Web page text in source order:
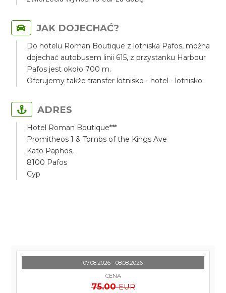
JAK DOJECHAĆ?
Do hotelu Roman Boutique z lotniska Pafos, można
dojechać autobusem linii 615, z przystanku Harbour
Pafos jest około 700 m.
Oferujemy także transfer lotnisko - hotel - lotnisko.
ADRES
Hotel Roman Boutique***
Promitheos 1 & Tombs of the Kings Ave
Kato Paphos,
8100 Pafos
Cyp
07.08.2026 - 08.08.2026
CENA
75.00 EUR